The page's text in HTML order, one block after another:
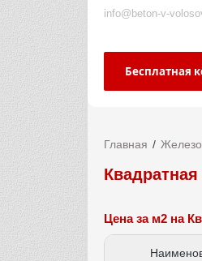
info@beton-v-
Бесплатная
Главная
Цена за м2 на